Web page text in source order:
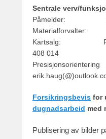
Sentrale verv/
Påmelder:
Materialforvalter:
Kartsalg:
408 014
Forsikringsbevis for
dugnadsarbeid med
Publisering av bilder